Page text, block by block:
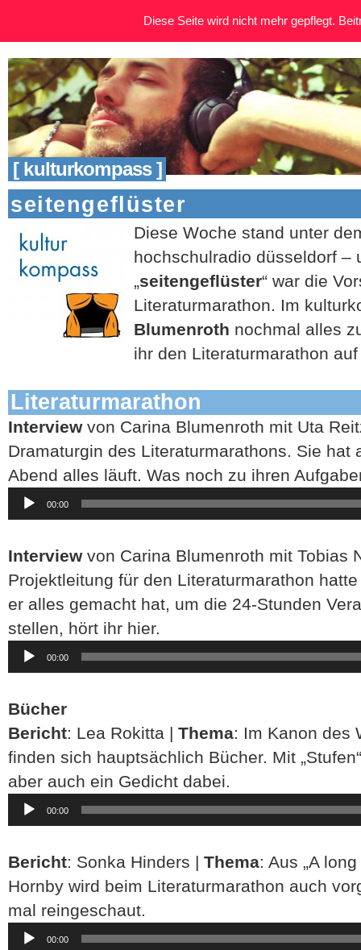
[ kulturkompass ]
seitengeflüster
Diese Woche stand unter
hochschulradio düsseldorf –
„seitengeflüster“ war die
Literaturmarathon. Im
Blumenroth nochmal alles
ihr den Literaturmarathon
Literaturmarathon
Interviewvon Carina Blumenroth mit Uta
Dramaturgin des Literaturmarathons. Sie hat
Abend alles läuft. Was noch zu ihren
Audio-
Player
00:00
Interviewvon Carina Blumenroth mit Tobias
Projektleitung für den Literaturmarathon
er alles gemacht hat, um die 24-Stunden
stellen, hört ihr hier.
Audio-
Player
00:00
Bücher
Bericht: Lea Rokitta | Thema: Im Kanon des
finden sich hauptsächlich Bücher. Mit
aber auch ein Gedicht dabei.
Audio-
Player
00:00
Bericht: Sonka Hinders | Thema: Aus „A
Hornby wird beim Literaturmarathon auch
mal reingeschaut.
Audio-
Player
00:00
Diese Seite wird nicht mehr gepflegt.